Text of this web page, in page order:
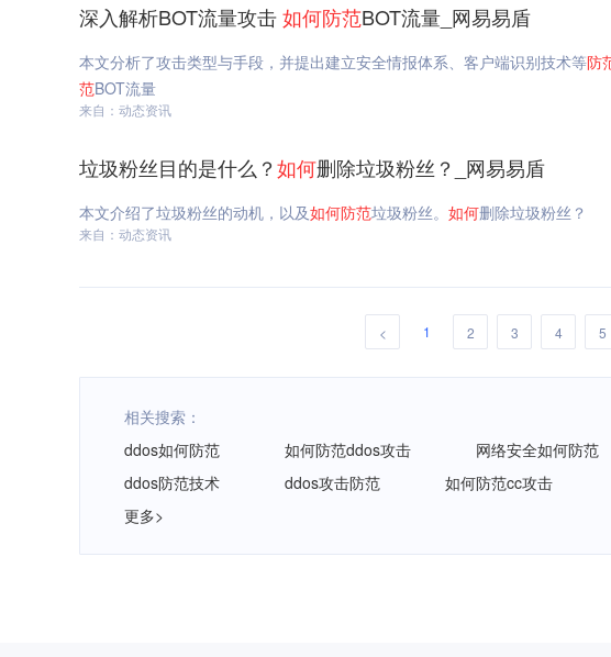
深入解析BOT流量攻击如何防范BOT流量_网易易盾
本文分析了攻击类型与手段，并提出建立安全情报体系、客户端识别技术等防
范BOT流量
来自：动态资讯
垃圾粉丝目的是什么？如何删除垃圾粉丝？_网易易盾
本文介绍了垃圾粉丝的动机，以及如何防范垃圾粉丝。 如何删除垃圾粉丝？
来自：动态资讯
< 1 2 3 4 5
相关搜索：
ddos如何防范
如何防范ddos攻击 网络安全如何防范
ddos防范技术
ddos攻击防范 如何防范cc攻击
更多>